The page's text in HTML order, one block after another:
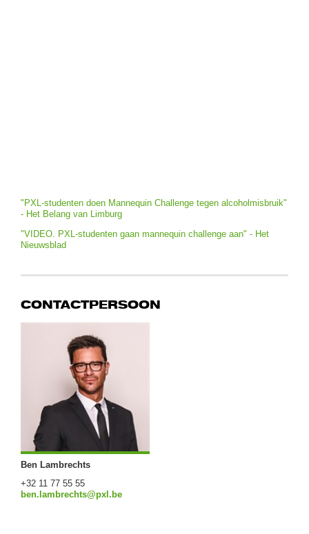
"PXL-studenten doen Mannequin Challenge tegen alcoholmisbruik"
- Het Belang van Limburg
"VIDEO. PXL-studenten gaan mannequin challenge aan" - Het
Nieuwsblad
CONTACTPERSOON
Ben Lambrechts
+32 11 77 55 55
ben.lambrechts@pxl.be